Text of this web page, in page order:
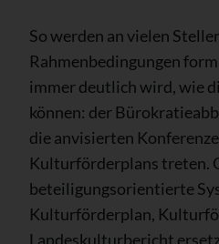
So werden an vielen
Rahmenbedingungen
immer deutlich wird, wie
können: der
die anvisierten
Kulturförderplans treten.
beteiligungsorientierte
Kulturförderplan,
Landeskulturbericht